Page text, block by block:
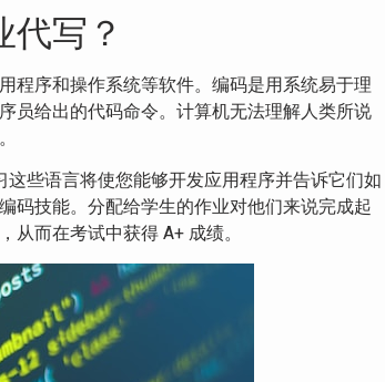
写？
程序和操作系统等软件。编码是用系统易于理
员给出的代码命令。计算机无法理解人类所说
些语言将使您能够开发应用程序并告诉它们如
码技能。分配给学生的作业对他们来说完成起
而在考试中获得 A+ 成绩。